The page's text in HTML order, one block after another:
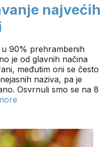
najvećih
90% prehrambenih
je od glavnih načina
međutim oni se često
naziva, pa je
Osvrnuli smo se na 8